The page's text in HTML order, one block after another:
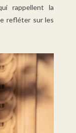
rappellent la
refléter sur les